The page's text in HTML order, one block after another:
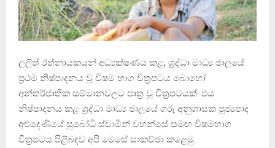
ලලිත් රත්නායකයන් අධ්‍යක්ෂණය කළ, ශ්‍රද්ධා මාධ්‍ය ජාලයේ
ප්‍රථම නිෂ්පාදනය වූ විෂම භාග චිත්‍රපටය බොහෝ
අන්තර්ජාතික සම්මානවලට පාත්‍ර වූ චිත්‍රපටයක්. එය
නිෂ්පාදනය කළ ශ්‍රද්ධා මාධ්‍ය ජාලයේ ගරු අනුශාසක පූජ්‍යපාද
අළුදෙණියේ සුබෝධි ස්වාමීන් වහන්සේ සමඟ විෂමභාග
චිත්‍රපටය පිළිබඳව අපි මෙසේ සාකච්ඡා කළෙමු.